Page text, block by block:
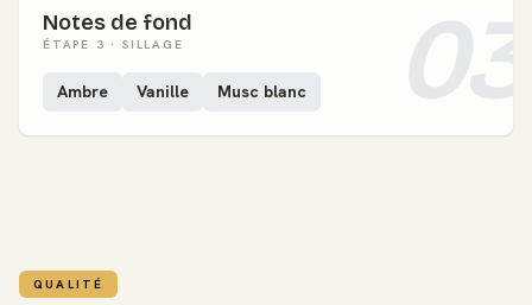
Notes de fond
ÉTAPE 3 · SILLAGE
Ambre Vanille Musc blanc
QUALITÉ